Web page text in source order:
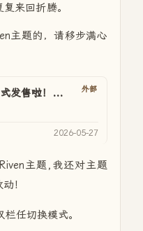
来回折腾。
主题的，请移步满心
外部
Typecho-Riven主题正式发售啦！！！
2026-05-27
主题,我还对主题
！
任切换模式。